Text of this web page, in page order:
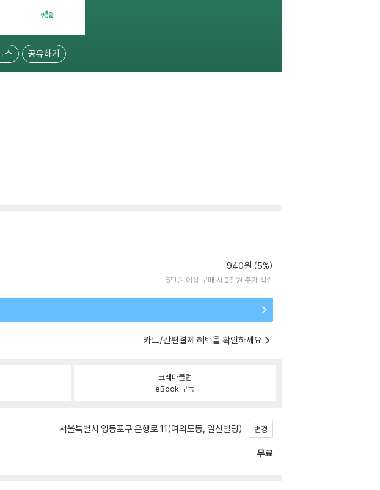
스 공유하기
940원 (5%)
5만원 이상 구매 시 2천원 추가 적립
카드/간편결제 혜택을 확인하세요
크레마클럽
eBook 구독
서울특별시 영등포구 은행로 11(여의도동, 일신빌딩) 변경
무료